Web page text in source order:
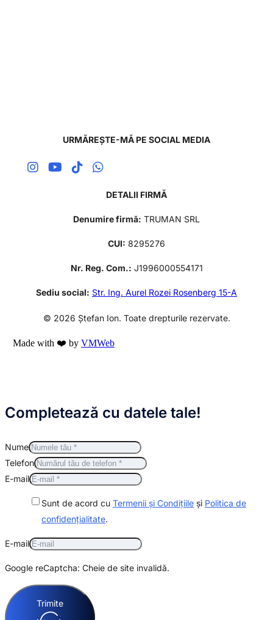
URMĂREȘTE-MĂ PE SOCIAL MEDIA
DETALII FIRMĂ
Denumire firmă: TRUMAN SRL
CUI: 8295276
Nr. Reg. Com.: J1996000554171
Sediu social: Str. Ing. Aurel Rozei Rosenberg 15-A
© 2026 Ștefan Ion. Toate drepturile rezervate.
Made with ❤️ by VMWeb
Completează cu datele tale!
Nume
Telefon
E-mail
Sunt de acord cu Termenii și Condițiile și Politica de
confidențialitate.
E-mail
Google reCaptcha: Cheie de site invalidă.
Trimite